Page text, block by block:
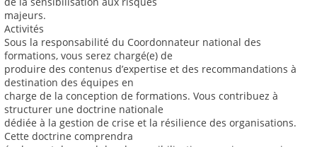
majeurs.
Activités
Sous la responsabilité du Coordonnateur national des
formations, vous serez chargé(e) de
produire des contenus d’expertise et des recommandations à
destination des équipes en
charge de la conception de formations. Vous contribuez à
structurer une doctrine nationale
dédiée à la gestion de crise et la résilience des organisations.
Cette doctrine comprendra